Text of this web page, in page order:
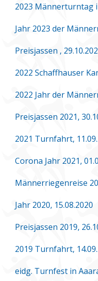
2023 Männerturntag
Jahr 2023 der
Preisjassen ,
2022 Schaffhauser
2022 Jahr der
Preisjassen 2021,
2021 Turnfahrt,
Corona Jahr 2021,
Männerriegenreise
Jahr 2020, 15.08.2020
Preisjassen 2019,
2019 Turnfahrt,
eidg. Turnfest in